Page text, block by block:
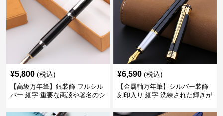
¥5,800 (税込)
【高級万年筆】銀装飾 フルシル
バー 細字 重要な商談や署名のシ
てくれる
¥6,590 (税込)
【金属軸万年筆】シルバー装飾
刻印入り 細字 洗練された輝きが